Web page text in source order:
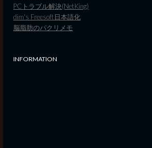
PCトラブル解決(NetKing)
dim's Freesoft日本語化
脳脂肪のパクリメモ
INFORMATION